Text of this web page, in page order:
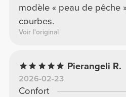
modèle « peau de pêche
courbes.
Voir l'original
Pierangeli R.
2026-02-23
Confort